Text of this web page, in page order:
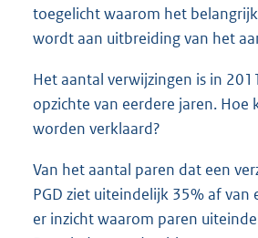
toegelicht waarom het
wordt aan uitbreiding van het
Het aantal verwijzingen is in
opzichte van eerdere jaren. Hoe
worden verklaard?
Van het aantal paren dat een
PGD ziet uiteindelijk 35% af van
er inzicht waarom paren